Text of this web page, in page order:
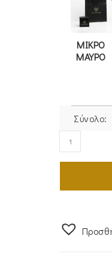
ΜΙΚΡΟ
ΜΑΥΡΟ
Σύνολο:
Σταυρός
Γυναικείος
από